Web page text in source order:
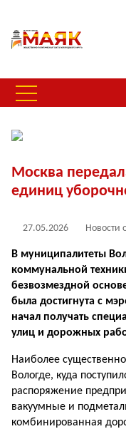
Москва
единиц
27.05.2026 Новости
В муниципалитеты
коммунальной
безвозмездной
была достигнута с
начал получать
улиц и дорожных
Наиболее
Вологде, куда
распоряжение
вакуумные и
комбинированная